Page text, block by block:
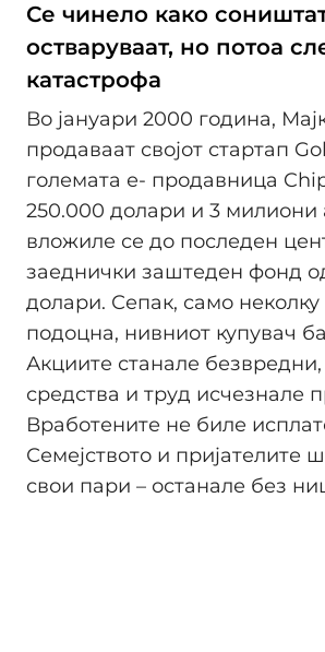
Се чинело како
остваруваат, но потоа
катастрофа
Во јануари 2000 година,
продаваат својот стартап
големата е- продавница
250.000 долари и 3 милиони
вложиле се до последен
заеднички заштеден фонд
долари. Сепак, само
подоцна, нивниот купувач
Акциите станале безвредни,
средства и труд исчезнале
Вработените не биле
Семејството и пријателите
свои пари – останале без